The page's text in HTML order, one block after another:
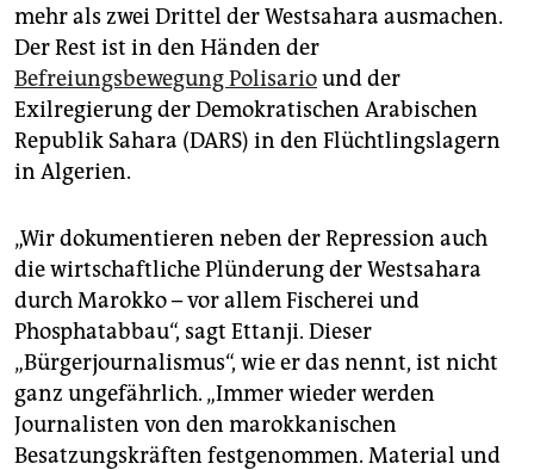
mehr als zwei Drittel der Westsahara ausmachen.
Der Rest ist in den Händen der
Befreiungsbewegung Polisariound der
Exilregierung der Demokratischen Arabischen
Republik Sahara (DARS) in den Flüchtlingslagern
in Algerien.
„Wir dokumentieren neben der Repression auch
die wirtschaftliche Plünderung der Westsahara
durch Marokko – vor allem Fischerei und
Phosphat­abbau“, sagt Ettanji. Dieser
„Bürgerjournalismus“, wie er das nennt, ist nicht
ganz ungefährlich. „Immer wieder werden
Journalisten von den marokkanischen
Besatzungskräften festgenommen. Material und